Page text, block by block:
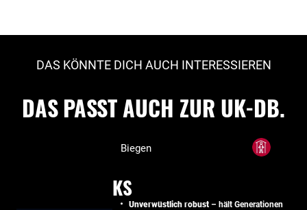
DAS KÖNNTE DICH AUCH INTERESSIEREN
DAS PASST AUCH ZUR UK-DB.
Biegen
KS
Unverwüstlich robust – hält Generationen